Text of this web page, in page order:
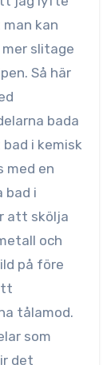
kan
mer slitage
Så här
bada
i kemisk
med en
bad i
att skölja
och
på före
tålamod.
som
det